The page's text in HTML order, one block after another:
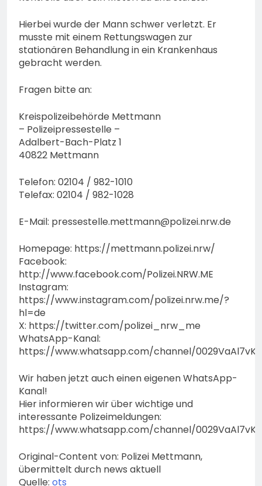
Hierbei wurde der Mann schwer verletzt. Er
musste mit einem Rettungswagen zur
stationären Behandlung in ein Krankenhaus
gebracht werden.
Fragen bitte an:
Kreispolizeibehörde Mettmann
– Polizeipressestelle –
Adalbert-Bach-Platz 1
40822 Mettmann
Telefon: 02104 / 982-1010
Telefax: 02104 / 982-1028
E-Mail: pressestelle.mettmann@polizei.nrw.de
Homepage: https://mettmann.polizei.nrw/
Facebook:
http://www.facebook.com/Polizei.NRW.ME
Instagram:
https://www.instagram.com/polizei.nrw.me/?
hl=de
X: https://twitter.com/polizei_nrw_me
WhatsApp-Kanal:
https://www.whatsapp.com/channel/
Wir haben jetzt auch einen eigenen WhatsApp-
Kanal!
Hier informieren wir über wichtige und
interessante Polizeimeldungen:
https://www.whatsapp.com/channel/
Original-Content von: Polizei Mettmann,
übermittelt durch news aktuell
Quelle: ots